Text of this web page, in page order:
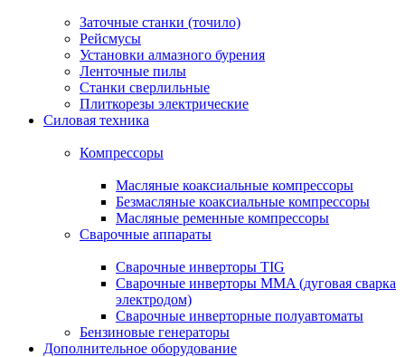
Заточные станки (точило)
Рейсмусы
Установки алмазного бурения
Ленточные пилы
Станки сверлильные
Плиткорезы электрические
Силовая техника
Компрессоры
Масляные коаксиальные компрессоры
Безмасляные коаксиальные компрессоры
Масляные ременные компрессоры
Сварочные аппараты
Сварочные инверторы TIG
Сварочные инверторы MMA (дуговая сварка
электродом)
Сварочные инверторные полуавтоматы
Бензиновые генераторы
Дополнительное оборудование